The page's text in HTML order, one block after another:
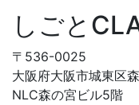
しごと
〒536-0025
大阪府大阪市城東区
NLC森の宮ビル5階